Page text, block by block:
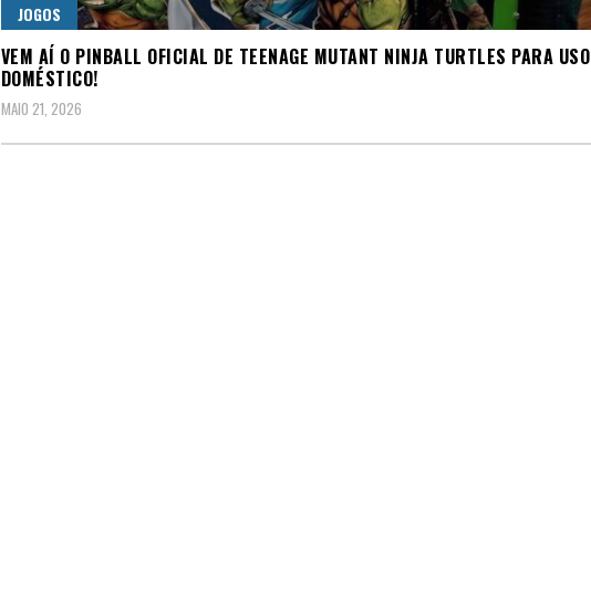
JOGOS
VEM AÍ O PINBALL OFICIAL DE TEENAGE MUTANT NINJA TURTLES PARA USO
DOMÉSTICO!
MAIO 21, 2026